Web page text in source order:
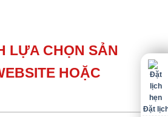
LỰA CHỌN SẢN
HOẶC
Đặt